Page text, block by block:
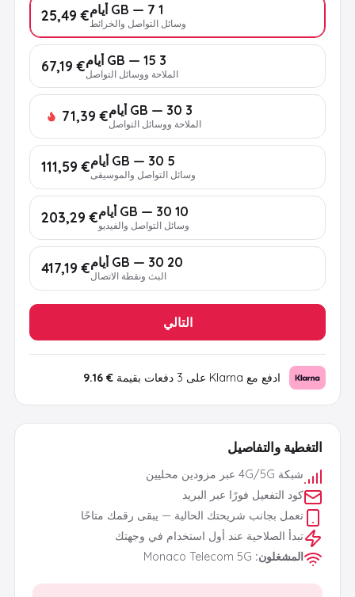
التغطية والتفاصيل
شبكة 4G/5G عبر مزودين محليين
كود التفعيل فورًا عبر البريد
تعمل بجانب شريحتك الحالية — يبقى رقمك متاحًا
تبدأ الصلاحية عند أول استخدام في وجهتك
المشغلون:
Monaco Telecom 5G
1 GB — 7 أيام
وسائل التواصل والخرائط € 25,49
3 GB — 15 أيام
الملاحة ووسائل التواصل€ 67,19
3 GB — 30 أيام
الملاحة ووسائل التواصل€ 71,39
5 GB — 30 أيام
وسائل التواصل والموسيقى€ 111,59
10 GB — 30 أيام
وسائل التواصل والفيديو€ 203,29
20 GB — 30 أيام
البث ونقطة الاتصال€ 417,19
التالي
ادفع مع Klarna على 3 دفعات بقيمة € 9.16